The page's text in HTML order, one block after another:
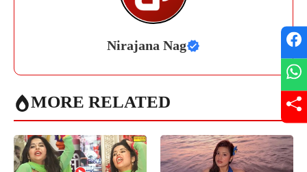
Nirajana Nag
MORE RELATED